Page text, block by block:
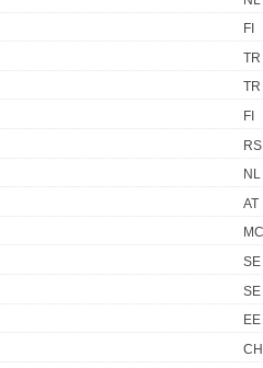
FI
TR
TR
FI
RS
NL
AT
MC
SE
SE
EE
CH